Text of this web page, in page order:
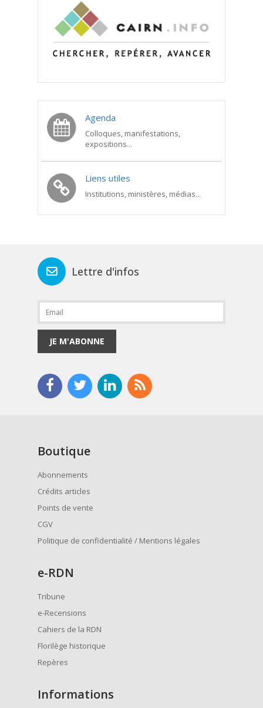
Agenda
Colloques, manifestations,
expositions...
Liens utiles
Institutions, ministères, médias...
Lettre d'infos
JE M'ABONNE
Boutique
Abonnements
Crédits articles
Points de vente
CGV
Politique de confidentialité / Mentions légales
e-RDN
Tribune
e-Recensions
Cahiers de la RDN
Florilège historique
Repères
Informations